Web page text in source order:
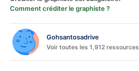
Comment créditer le graphiste ?
Gohsantosadrive
Voir toutes les 1,912 ressources